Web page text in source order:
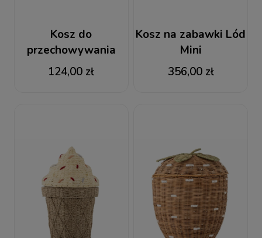
Kosz do
przechowywania
Mikki Bloomingville
124,00 zł
Kosz na zabawki Lód
Mini
356,00 zł